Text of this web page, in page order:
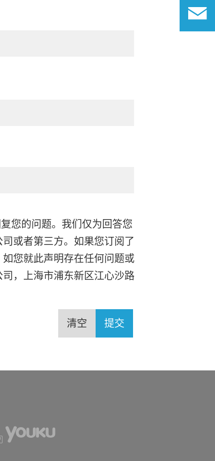
您的问题。我们仅为回答您
或者第三方。如果您订阅了
您就此声明存在任何问题或
，上海市浦东新区江心沙路
清空 提交